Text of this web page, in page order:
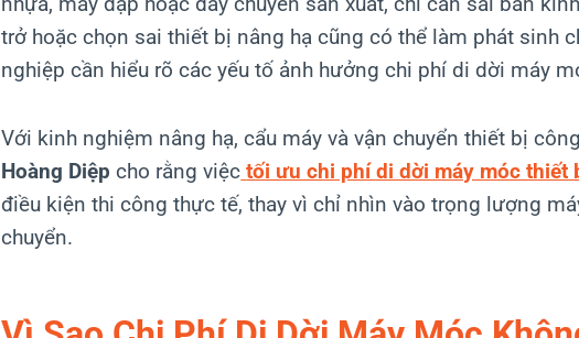
trở hoặc chọn sai thiết bị nâng hạ cũng có thể làm phát sinh
nghiệp cần hiểu rõ các yếu tố ảnh hưởng chi phí di dời máy
Với kinh nghiệm nâng hạ, cẩu máy và vận chuyển thiết bị
Hoàng Diệp cho rằng việc tối ưu chi phí di dời máy móc thiết
điều kiện thi công thực tế, thay vì chỉ nhìn vào trọng lượng
chuyển.